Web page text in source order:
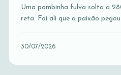
Uma pombinha fulva solta a
reta. Foi ali que a paixão
30/07/2026